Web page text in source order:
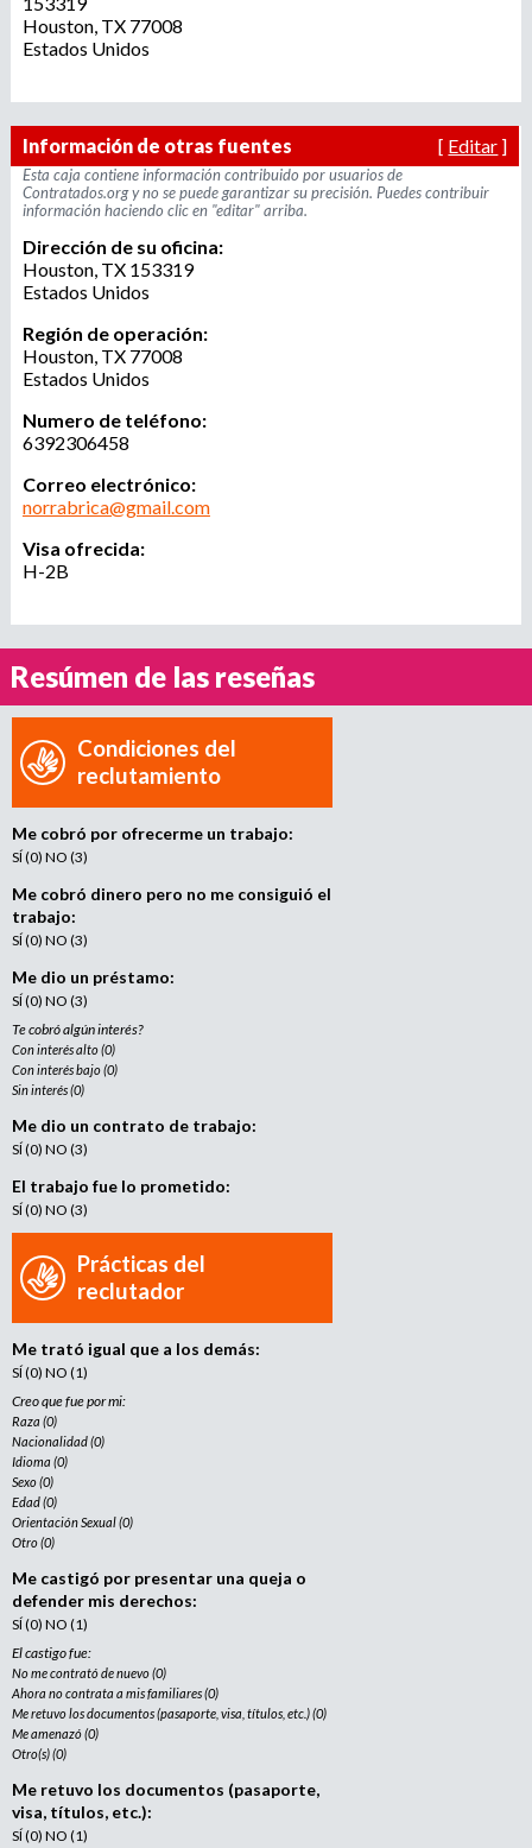
u
d
a
r
o
e
n
c
i
d
e
r
e
c
l
t
m
i
Houston, TX 77008
Estados Unidos
Información de otras fuentes [ Editar ]
Esta caja contiene información contribuido por usuarios de
Contratados.org y no se puede garantizar su precisión. Puedes contribuir
información haciendo clic en "editar" arriba.
Dirección de su oficina:
Houston, TX 153319
Estados Unidos
Región de operación:
Houston, TX 77008
Estados Unidos
Numero de teléfono:
6392306458
Correo electrónico:
norrabrica@gmail.com
Visa ofrecida:
H-2B
Resúmen de las reseñas
Condiciones del
reclutamiento
Me cobró por ofrecerme un trabajo:
SÍ (0) NO (3)
Me cobró dinero pero no me consiguió el
trabajo:
SÍ (0) NO (3)
Me dio un préstamo:
SÍ (0) NO (3)
Te cobró algún interés?
Con interés alto (0)
Con interés bajo (0)
Sin interés (0)
Me dio un contrato de trabajo:
SÍ (0) NO (3)
El trabajo fue lo prometido:
SÍ (0) NO (3)
Prácticas del
reclutador
Me trató igual que a los demás:
SÍ (0) NO (1)
Creo que fue por mi:
Raza (0)
Nacionalidad (0)
Idioma (0)
Sexo (0)
Edad (0)
Orientación Sexual (0)
Otro (0)
Me castigó por presentar una queja o
defender mis derechos:
SÍ (0) NO (1)
El castigo fue:
No me contrató de nuevo (0)
Ahora no contrata a mis familiares (0)
Me retuvo los documentos (pasaporte, visa, títulos, etc.) (0)
Me amenazó (0)
Otro(s) (0)
Me retuvo los documentos (pasaporte,
visa, títulos, etc.):
SÍ (0) NO (1)